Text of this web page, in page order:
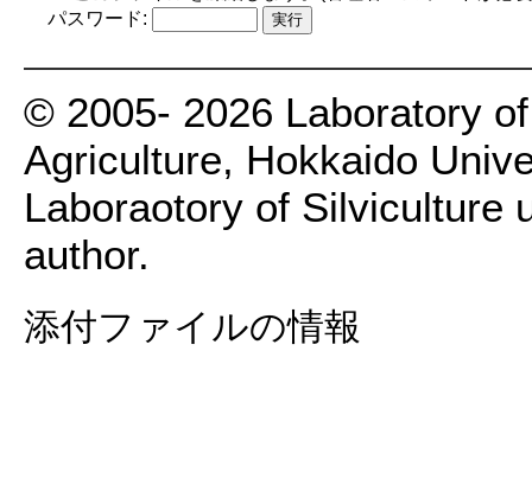
パスワード:
© 2005- 2026 Laboratory
Agriculture, Hokkaido
Laboraotory of Silviculture
author.
添付ファイルの情報